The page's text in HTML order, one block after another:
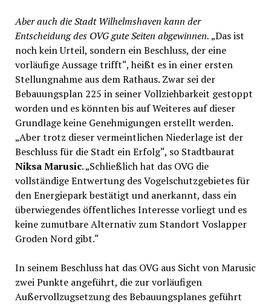
Aber auch die Stadt Wilhelmshaven kann der
Entscheidung des OVG gute Seiten abgewinnen.„Das ist
noch kein Urteil, sondern ein Beschluss, der eine
vorläufige Aussage trifft“, heißt es in einer ersten
Stellungnahme aus dem Rathaus. Zwar sei der
Bebauungsplan 225 in seiner Vollziehbarkeit gestoppt
worden und es könnten bis auf Weiteres auf dieser
Grundlage keine Genehmigungen erstellt werden.
„Aber trotz dieser vermeintlichen Niederlage ist der
Beschluss für die Stadt ein Erfolg“, so Stadtbaurat
Niksa Marusic. „Schließlich hat das OVG die
vollständige Entwertung des Vogelschutzgebietes für
den Energiepark bestätigt und anerkannt, dass ein
überwiegendes öffentliches Interesse vorliegt und es
keine zumutbare Alternativ zum Standort Voslapper
Groden Nord gibt.“
In seinem Beschluss hat das OVG aus Sicht von Marusic
zwei Punkte angeführt, die zur vorläufigen
Außervollzugsetzung des Bebauungsplanes geführt